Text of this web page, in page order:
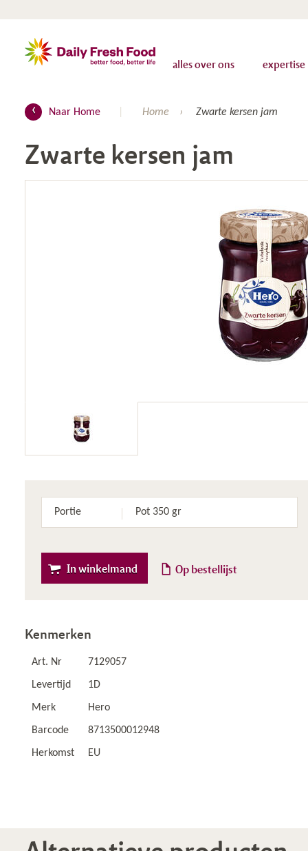
alles over ons expertise
Naar Home Home Zwarte kersen jam
Zwarte kersen jam
Portie Pot 350 gr
In winkelmand Op bestellijst
Kenmerken
Art. Nr 7129057
Levertijd 1D
Merk Hero
Barcode 8713500012948
Herkomst EU